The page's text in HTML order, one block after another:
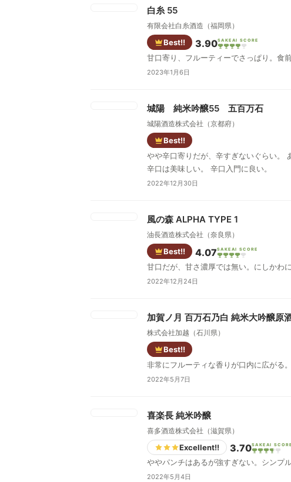
白糸 55
有限会社白糸酒造（福岡県）
Best!! 3.90SAKEAI SCORE
甘口寄り、フルーティーでさっぱり。食
2023年1月6日
城陽 純米吟醸55 五百万石
城陽酒造株式会社（京都府）
Best!!
やや辛口寄りだが、辛すぎないぐらい。
辛口は美味しい。 辛口入門に良い。
2022年12月30日
風の森 ALPHA TYPE 1
油長酒造株式会社（奈良県）
Best!! 4.07SAKEAI SCORE
甘口だが、甘さ濃厚では無い。にしかわ
2022年12月24日
加賀ノ月 百万石乃白 純米大吟醸原
株式会社加越（石川県）
Best!!
非常にフルーティな香りが口内に広がる
2022年5月7日
喜楽長 純米吟醸
喜多酒造株式会社（滋賀県）
Excellent!! 3.70SAKEAI SCORE
ややパンチはあるが強すぎない。シンプ
2022年5月4日